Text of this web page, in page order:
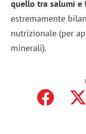
quello tra salumi e
estremamente
nutrizionale (per
minerali).